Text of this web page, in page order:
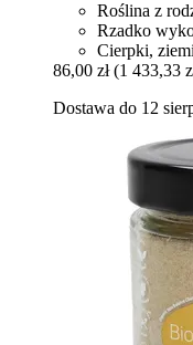
Roślina z
Rzadko
Cierpki,
86,00 zł (1 433,33
Dostawa do 12